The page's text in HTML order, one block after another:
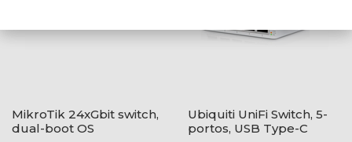
MikroTik 24xGbit switch,
dual-boot OS
Ubiquiti UniFi Switch, 5-
portos, USB Type-C